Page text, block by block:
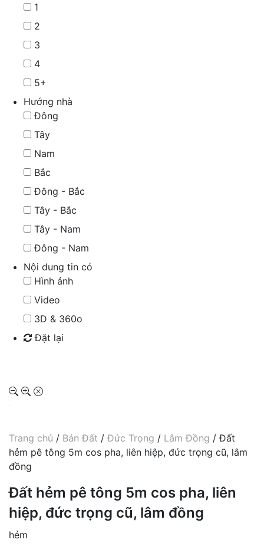
1
2
3
4
5+
Hướng nhà
Đông
Tây
Nam
Bắc
Đông - Bắc
Tây - Bắc
Tây - Nam
Đông - Nam
Nội dung tin có
Hình ảnh
Video
3D & 360o
Đặt lại
Trang chủ / Bán Đất / Đức Trọng / Lâm Đồng / Đất
hẻm pê tông 5m cos pha, liên hiệp, đức trọng cũ, lâm
đồng
Đất hẻm pê tông 5m cos pha, liên
hiệp, đức trọng cũ, lâm đồng
hẻm